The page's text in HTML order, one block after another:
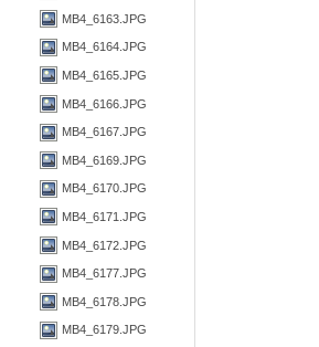
MB4_6163.JPG
MB4_6164.JPG
MB4_6165.JPG
MB4_6166.JPG
MB4_6167.JPG
MB4_6169.JPG
MB4_6170.JPG
MB4_6171.JPG
MB4_6172.JPG
MB4_6177.JPG
MB4_6178.JPG
MB4_6179.JPG